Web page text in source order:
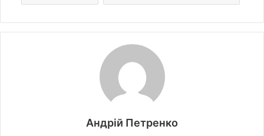
Андрій Петренко